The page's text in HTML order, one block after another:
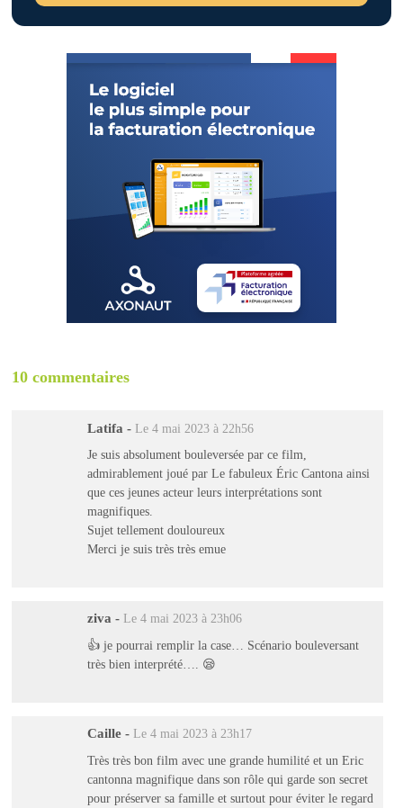
10 commentaires
Latifa - Le 4 mai 2023 à 22h56
Je suis absolument bouleversée par ce film,
admirablement joué par Le fabuleux Éric Cantona ainsi
que ces jeunes acteur leurs interprétations sont
magnifiques.
Sujet tellement douloureux
Merci je suis très très emue
ziva - Le 4 mai 2023 à 23h06
👍 je pourrai remplir la case… Scénario bouleversant
très bien interprété…. 😪
Caille - Le 4 mai 2023 à 23h17
Très très bon film avec une grande humilité et un Eric
cantonna magnifique dans son rôle qui garde son secret
pour préserver sa famille et surtout pour éviter le regard